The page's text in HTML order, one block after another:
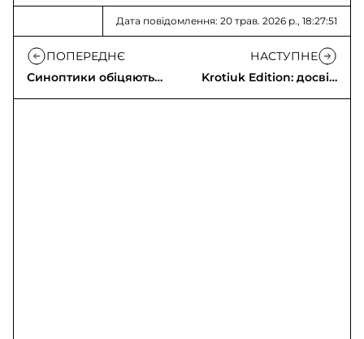
Дата повідомлення: 20 трав. 2026 р., 18:27:51
ПОПЕРЕДНЄ
Синоптики обіцяють
спеку: відео ОРІОН
НАСТУПНЕ
Krotiuk Edition: досвід
України для пожежної